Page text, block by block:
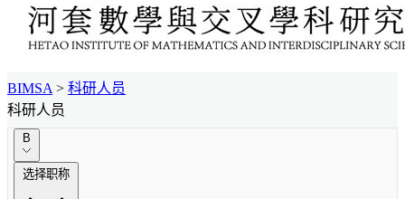
BIMSA > 科研人员
科研人员
B
选择职称